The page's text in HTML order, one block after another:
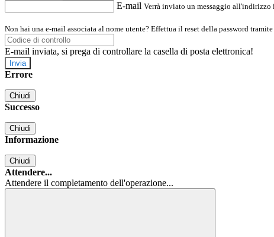
E-mail Verrà inviato un messaggio
Non hai una e-mail associata al nome utente? Effettua il reset della password
E-mail inviata, si prega di controllare la casella di posta elettronica!
Errore
Chiudi
Successo
Chiudi
Informazione
Chiudi
Attendere...
Attendere il completamento dell'operazione...